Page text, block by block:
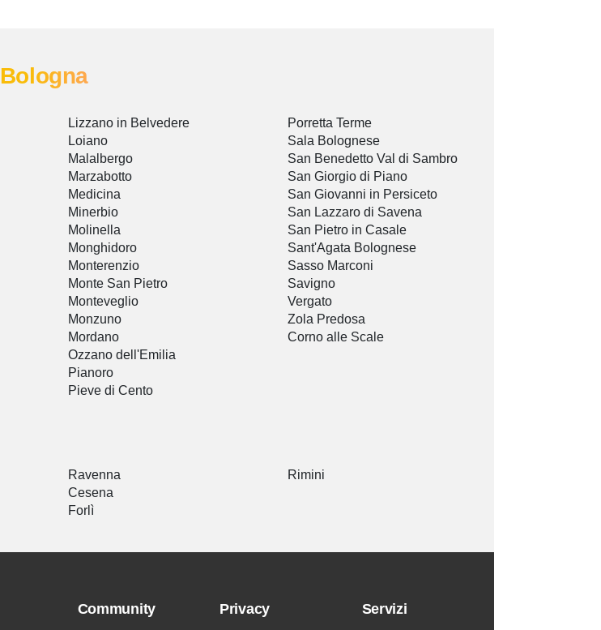
Bologna
Lizzano in Belvedere
Loiano
Malalbergo
Marzabotto
Medicina
Minerbio
Molinella
Monghidoro
Monterenzio
Monte San Pietro
Monteveglio
Monzuno
Mordano
Ozzano dell'Emilia
Pianoro
Pieve di Cento
Porretta Terme
Sala Bolognese
San Benedetto Val di Sambro
San Giorgio di Piano
San Giovanni in Persiceto
San Lazzaro di Savena
San Pietro in Casale
Sant'Agata Bolognese
Sasso Marconi
Savigno
Vergato
Zola Predosa
Corno alle Scale
Ravenna
Cesena
Forlì
Rimini
Community Privacy Servizi